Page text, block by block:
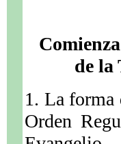
de la
1. La forma
Orden